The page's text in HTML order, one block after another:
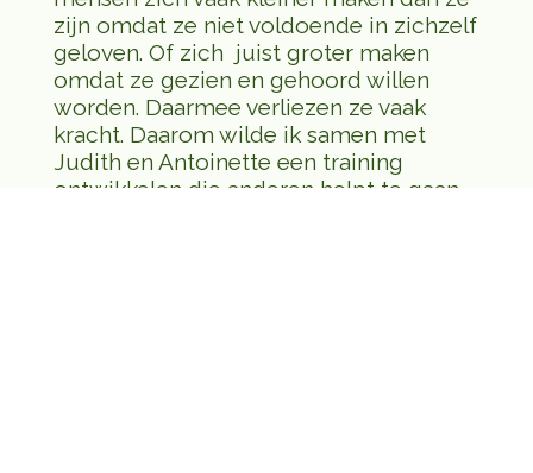
zijn omdat ze niet voldoende in zichzelf
geloven. Of zich juist groter maken
omdat ze gezien en gehoord willen
worden. Daarmee verliezen ze vaak
kracht. Daarom wilde ik samen met
Judith en Antoinette een training
ontwikkelen die anderen helpt te gaan